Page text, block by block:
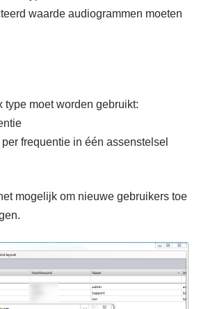
waarde audiogrammen moeten
type moet worden gebruikt:
frequentie in één assenstelsel
mogelijk om nieuwe gebruikers toe